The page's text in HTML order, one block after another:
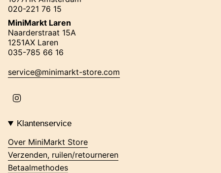
020-221 76 15
MiniMarkt Laren
Naarderstraat 15A
1251AX Laren
035-785 66 16
service@minimarkt-store.com
t
g
r
a
Klantenservice
Over MiniMarkt Store
Verzenden, ruilen/retourneren
Betaalmethodes